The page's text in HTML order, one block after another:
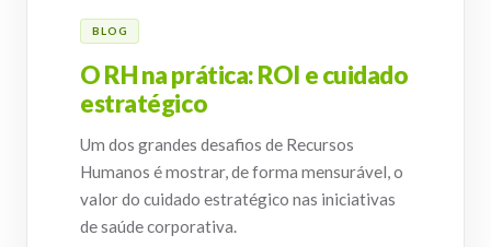
BLOG
O RH na prática: ROI e cuidado
estratégico
Um dos grandes desafios de Recursos
Humanos é mostrar, de forma mensurável, o
valor do cuidado estratégico nas iniciativas
de saúde corporativa.